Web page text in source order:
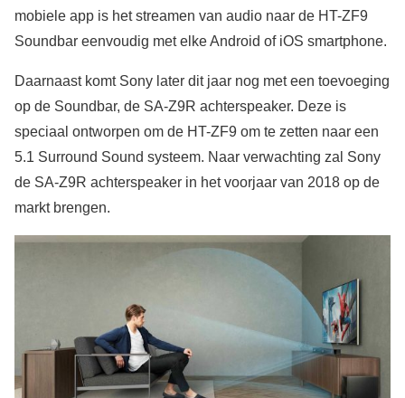
mobiele app is het streamen van audio naar de HT-ZF9
Soundbar eenvoudig met elke Android of iOS smartphone.
Daarnaast komt Sony later dit jaar nog met een toevoeging
op de Soundbar, de SA-Z9R achterspeaker. Deze is
speciaal ontworpen om de HT-ZF9 om te zetten naar een
5.1 Surround Sound systeem. Naar verwachting zal Sony
de SA-Z9R achterspeaker in het voorjaar van 2018 op de
markt brengen.